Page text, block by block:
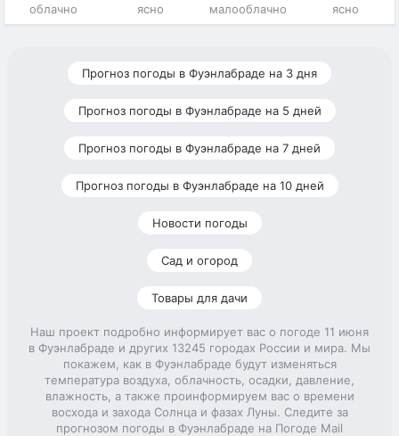
облачно ясно малооблачно ясно
Прогноз погоды в Фуэнлабраде на 3 дня
Прогноз погоды в Фуэнлабраде на 5 дней
Прогноз погоды в Фуэнлабраде на 7 дней
Прогноз погоды в Фуэнлабраде на 10 дней
Новости погоды
Сад и огород
Товары для дачи
Наш проект подробно информирует вас о погоде 11 июня
в Фуэнлабраде и других 13245 городах России и мира. Мы
покажем, как в Фуэнлабраде будут изменяться
температура воздуха, облачность, осадки, давление,
влажность, а также проинформируем вас о времени
восхода и захода Солнца и фазах Луны. Следите за
прогнозом погоды в Фуэнлабраде на Погоде Mail